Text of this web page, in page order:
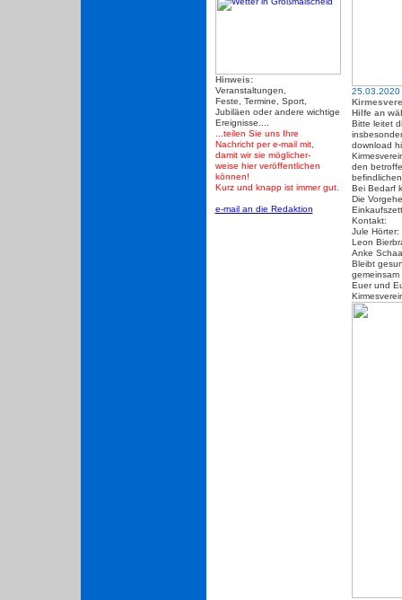
Hinweis:
Veranstaltungen,
Feste, Termine, Sport,
Jubiläen oder andere wichtige
Ereignisse....
...teilen Sie uns Ihre
Nachricht per e-mail mit,
damit wir sie möglicher-
weise hier veröffentlichen
können!
Kurz und knapp ist immer gut.
e-mail an die Redaktion
25.03.2020
Hilfe an
Bitte leitet
download
den
Bei Bedarf
Die
Kontakt:
Jule
Leon
Anke
Bleibt
gemeinsam
Euer und